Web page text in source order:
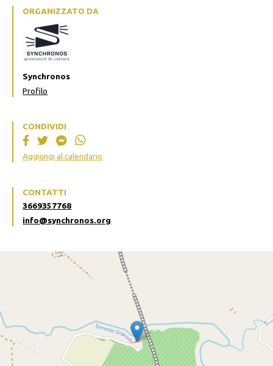
ORGANIZZATO DA
Synchronos
Profilo
CONDIVIDI
Aggiungi al calendario
CONTATTI
3669357768
info@synchronos.org